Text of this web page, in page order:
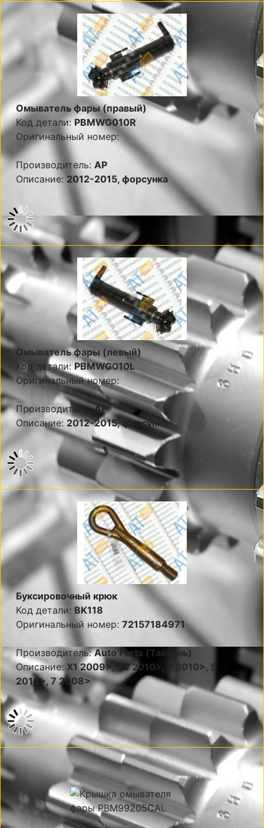
Омыватель фары (правый)
Код детали:PBMWG010R
Оригинальный номер:
Производитель: AP
Описание:2012-2015, форсунка
Омыватель фары (левый)
Код детали:PBMWG010L
Оригинальный номер:
Производитель:AP
Описание: 2012-2015, форсунка
Буксировочный крюк
Код детали: BK118
Оригинальный номер: 72157184971
Производитель:Auto Parts (Тайвань)
Описание: X1 2009>, X3 2010>, 3 2010>, 5
2010>, 7 2008>